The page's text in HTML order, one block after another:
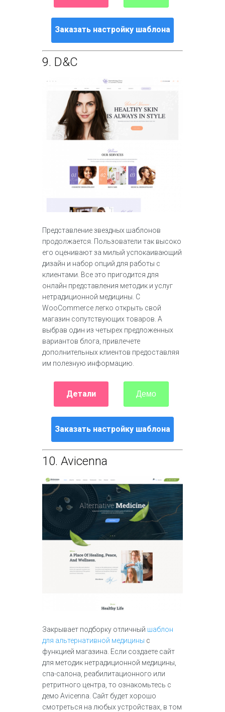
Заказать настройку шаблона
9. D&C
Представление звездных шаблонов
продолжается. Пользователи так высоко
его оценивают за милый успокаивающий
дизайн и набор опций для работы с
клиентами. Все это пригодится для
онлайн представления методик и услуг
нетрадиционной медицины. С
WooCommerce легко открыть свой
магазин сопутствующих товаров. А
выбрав один из четырех предложенных
вариантов блога, привлечете
дополнительных клиентов предоставляя
им полезную информацию.
Детали Демо
Заказать настройку шаблона
10. Avicenna
Закрывает подборку отличный шаблон
для альтернативной медицины с
функцией магазина. Если создаете сайт
для методик нетрадиционной медицины,
спа-салона, реабилитационного или
ретритного центра, то ознакомьтесь с
демо Avicenna. Сайт будет хорошо
смотреться на любых устройствах, в том